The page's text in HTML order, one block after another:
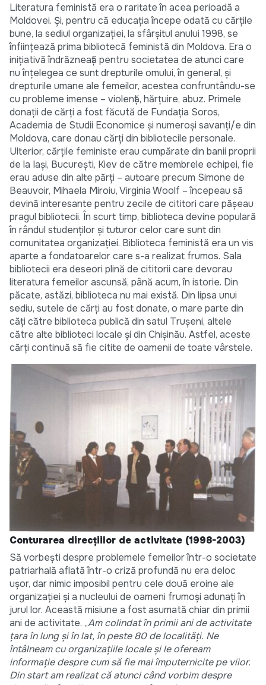
Literatura feministă era o raritate în acea perioadă a
Moldovei. Și, pentru că educația începe odată cu cărțile
bune, la sediul organizației, la sfârșitul anului 1998, se
înființează prima bibliotecă feministă din Moldova. Era o
inițiativă îndrăzneață pentru societatea de atunci care
nu înțelegea ce sunt drepturile omului, în general, și
drepturile umane ale femeilor, acestea confruntându-se
cu probleme imense – violență, hărțuire, abuz. Primele
donații de cărți a fost făcută de Fundația Soros,
Academia de Studii Economice și numeroși savanți/e din
Moldova, care donau cărți din bibliotecile personale.
Ulterior, cărțile feministe erau cumpărate din banii proprii
de la Iași, București, Kiev de către membrele echipei, fie
erau aduse din alte părți – autoare precum Simone de
Beauvoir, Mihaela Miroiu, Virginia Woolf – începeau să
devină interesante pentru zecile de cititori care pășeau
pragul bibliotecii. În scurt timp, biblioteca devine populară
în rândul studenților și tuturor celor care sunt din
comunitatea organizației. Biblioteca feministă era un vis
aparte a fondatoarelor care s-a realizat frumos. Sala
bibliotecii era deseori plină de cititorii care devorau
literatura femeilor ascunsă, până acum, în istorie. Din
păcate, astăzi, biblioteca nu mai există. Din lipsa unui
sediu, sutele de cărți au fost donate, o mare parte din
căți către biblioteca publică din satul Trușeni, altele
către alte biblioteci locale și din Chișinău. Astfel, aceste
cărți continuă să fie citite de oamenii de toate vârstele.
Conturarea direcțiilor de activitate (1998-2003)
Să vorbești despre problemele femeilor într-o societate
patriarhală aflată într-o criză profundă nu era deloc
ușor, dar nimic imposibil pentru cele două eroine ale
organizației și a nucleului de oameni frumoși adunați în
jurul lor. Această misiune a fost asumată chiar din primii
ani de activitate. „Am colindat în primii ani de activitate
țara în lung și în lat, în peste 80 de localități. Ne
întâlneam cu organizațiile locale și le ofeream
informație despre cum să fie mai împuternicite pe viior.
Din start am realizat că atunci când vorbim despre